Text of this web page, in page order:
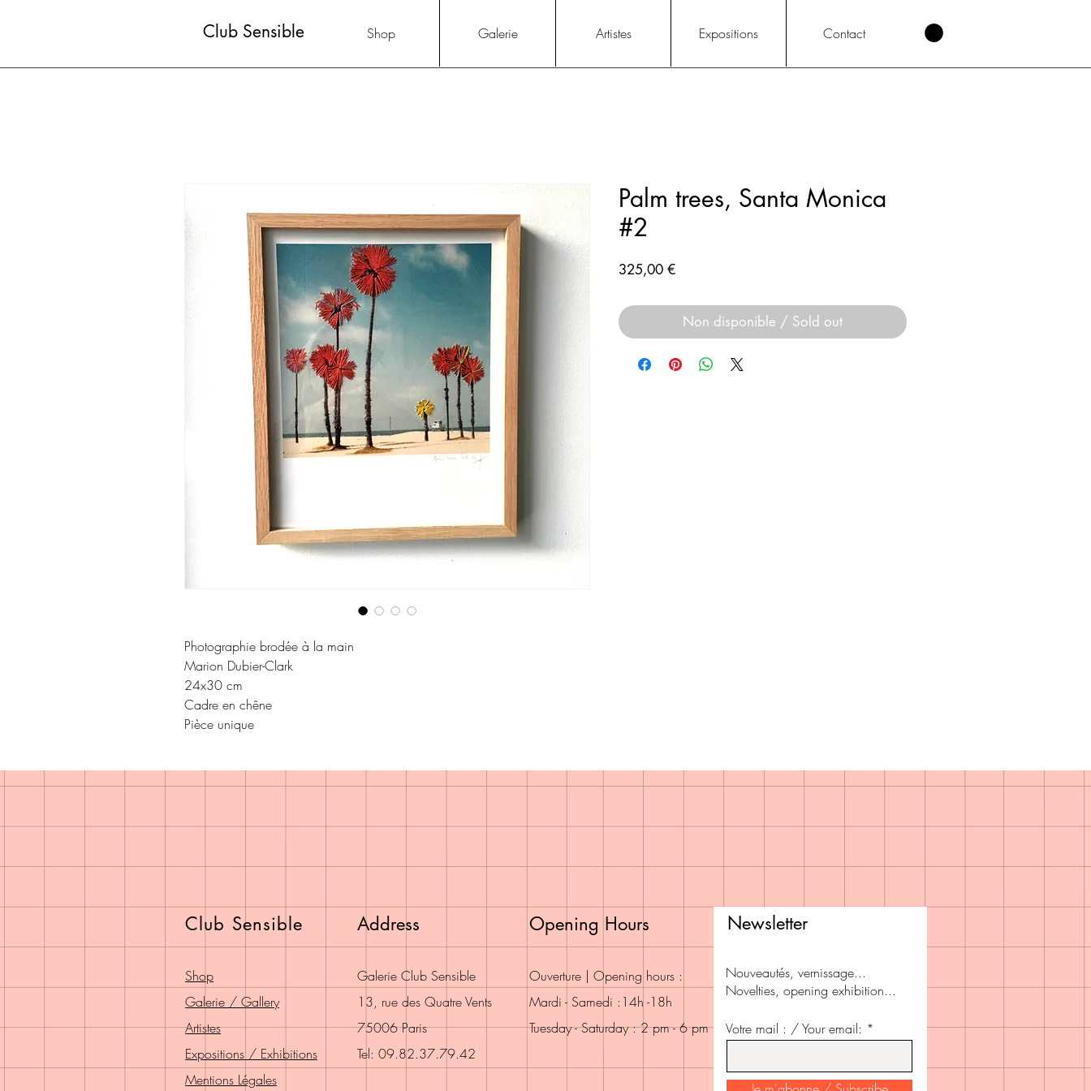
Club Sensible Shop Galerie Artistes Expositions Contact
Photographie brodée à la main
Marion Dubier-Clark
24x30 cm
Cadre en chêne
Pièce unique
Palm trees, Santa Monica
#2
325,00 €Prix
Non disponible / Sold out
Club Sensible
Shop
Galerie / Gallery
Artistes
Expositions / Exhibitions
Mentions Légales
Address
Galerie Club Sensible
13, rue des Quatre Vents
75006 Paris
Tel: 09.82.37.79.42
Opening Hours
Ouverture | Opening hours :
Mardi - Samedi :14h -18h
Tuesday - Saturday : 2 pm - 6 pm
Newsletter
Nouveautés, vernissage...
Novelties, opening exhibition...
Votre mail : / Your email: *